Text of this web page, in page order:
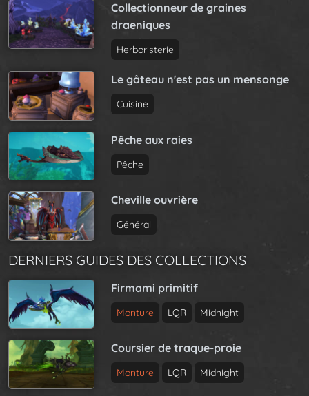
Collectionneur de graines
draeniques
Herboristerie
Le gâteau n'est pas un mensonge
Cuisine
Pêche aux raies
Pêche
Cheville ouvrière
Général
DERNIERS GUIDES DES COLLECTIONS
Firmami primitif
Monture LQR Midnight
Coursier de traque-proie
Monture LQR Midnight